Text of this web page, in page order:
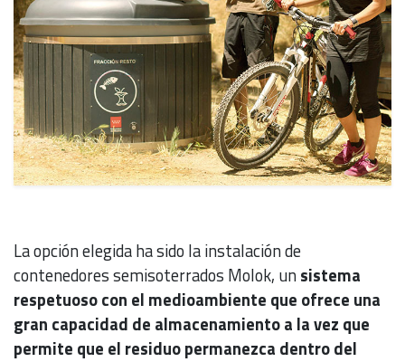
La opción elegida ha sido la instalación de
contenedores semisoterrados Molok, unsistema
respetuoso con el medioambiente que ofrece una
gran capacidad de almacenamiento a la vez que
permite que el residuo permanezca dentro del